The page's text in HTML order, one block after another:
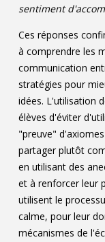
sentiment
Ces réponses
à comprendre les
communication
stratégies pour
idées. L'utilisation
élèves d'éviter
"preuve"
partager plutôt
en utilisant des
et à renforcer leur
utilisent le
calme, pour leur
mécanismes de